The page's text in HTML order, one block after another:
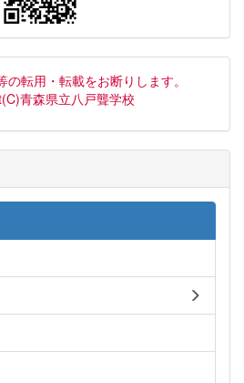
の転用・転載をお断りします。
青森県立八戸聾学校